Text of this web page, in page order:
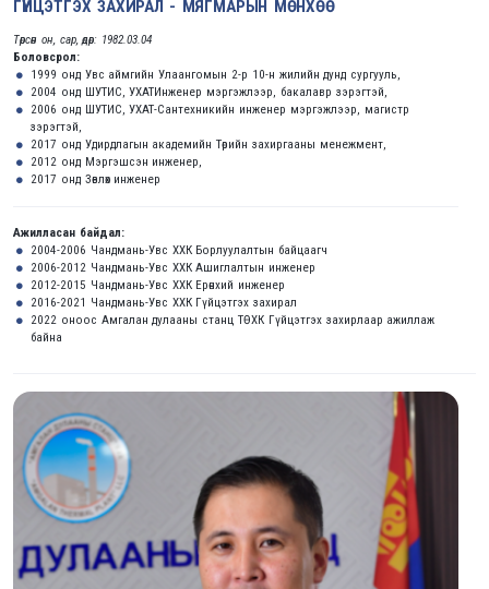
ГҮЙЦЭТГЭХ ЗАХИРАЛ - МЯГМАРЫН МӨНХӨӨ
Төрсөн он, сар, өдөр: 1982.03.04
Боловсрол:
1999 онд Увс аймгийн Улаангомын 2-р 10-н жилийн дунд сургууль,
2004 онд ШУТИС, УХАТИнженер мэргэжлээр, бакалавр зэрэгтэй,
2006 онд ШУТИС, УХАТ-Сантехникийн инженер мэргэжлээр, магистр
зэрэгтэй,
2017 онд Удирдлагын академийн Төрийн захиргааны менежмент,
2012 онд Мэргэшсэн инженер,
2017 онд Зөвлөх инженер
Ажилласан байдал:
2004-2006 Чандмань-Увс ХХК Борлуулалтын байцаагч
2006-2012 Чандмань-Увс ХХК Ашиглалтын инженер
2012-2015 Чандмань-Увс ХХК Ерөнхий инженер
2016-2021 Чандмань-Увс ХХК Гүйцэтгэх захирал
2022 оноос Амгалан дулааны станц ТӨХК Гүйцэтгэх захирлаар ажиллаж
байна